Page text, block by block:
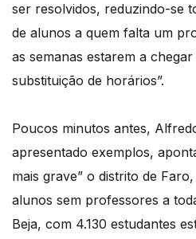
ser resolvidos, reduzindo-se
de alunos a quem falta um
as semanas estarem a
substituição de horários”.
Poucos minutos antes,
apresentado exemplos,
mais grave” o distrito de
alunos sem professores a
Beja, com 4.130 estudantes